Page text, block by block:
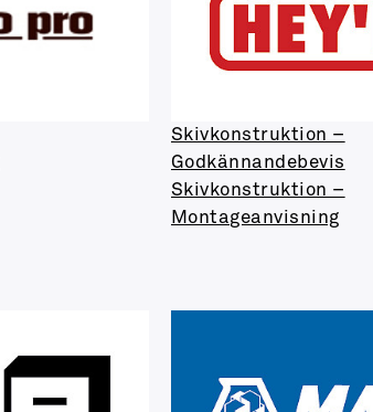
Skivkonstruktion –
Godkännandebevis
Skivkonstruktion –
Montageanvisning